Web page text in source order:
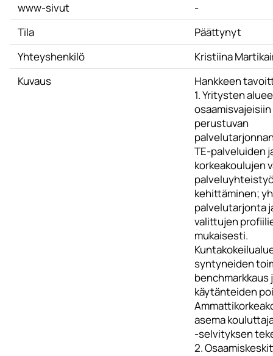
www-sivut
-
Tila
Päättynyt
Yhteyshenkilö
Kristiina
Kuvaus
Hankkeen
1. Yritysten
perustuvan
TE-palveluiden
korkeakoulujen
kehittäminen;
palvelutarjonta
valittujen
mukaisesti.
syntyneiden
benchmarkkaus
käytänteiden
asema
-selvityksen
2.